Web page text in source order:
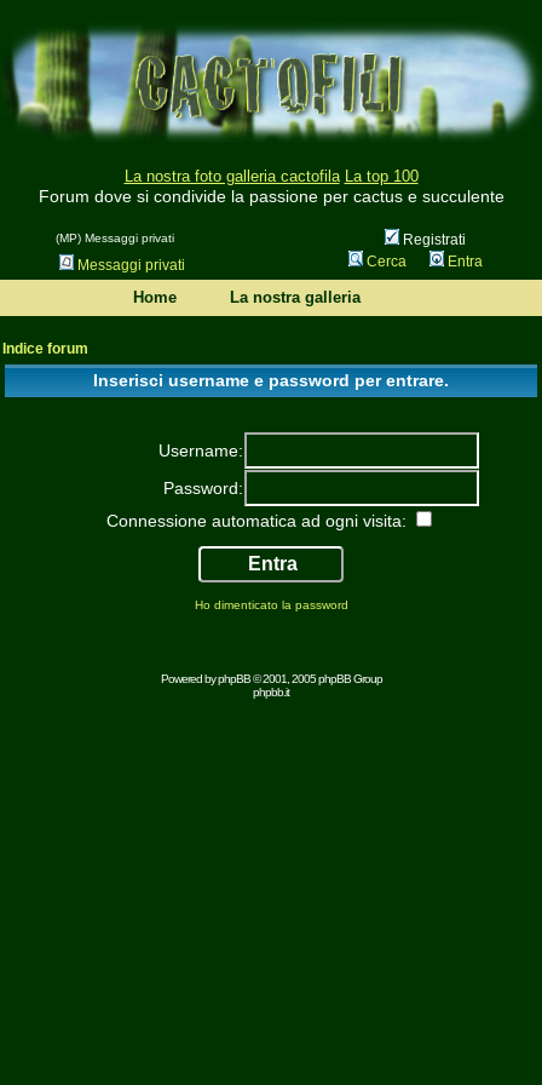
La nostra foto galleria cactofila La top 100
Forum dove si condivide la passione per cactus e succulente
(MP) Messaggi privati
Registrati
Messaggi privati
Cerca Entra
Home La nostra galleria
Indice forum
Inserisci username e password per entrare.
Username:
Password:
Connessione automatica ad ogni visita:
Ho dimenticato la password
Powered byphpBB© 2001, 2005 phpBB Group
phpbb.it